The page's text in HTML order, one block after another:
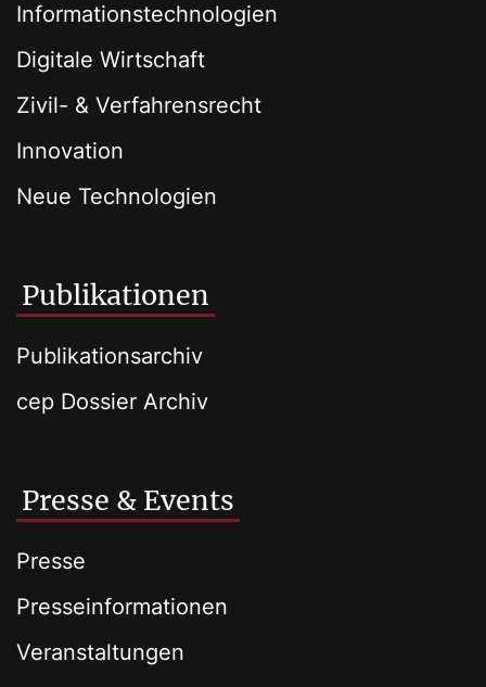
Informationstechnologien
Digitale Wirtschaft
Zivil- & Verfahrensrecht
Innovation
Neue Technologien
Publikationen
Publikationsarchiv
cep Dossier Archiv
Presse & Events
Presse
Presseinformationen
Veranstaltungen